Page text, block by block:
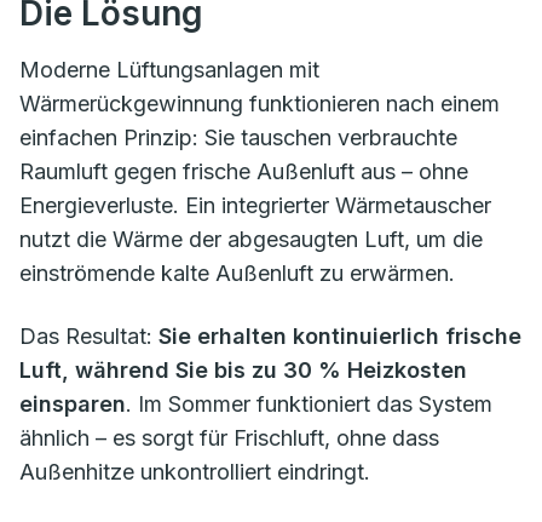
Die Lösung
Moderne Lüftungsanlagen mit
Wärmerückgewinnung funktionieren nach einem
einfachen Prinzip: Sie tauschen verbrauchte
Raumluft gegen frische Außenluft aus – ohne
Energieverluste. Ein integrierter Wärmetauscher
nutzt die Wärme der abgesaugten Luft, um die
einströmende kalte Außenluft zu erwärmen.
Das Resultat: Sie erhalten kontinuierlich frische
Luft, während Sie bis zu 30 % Heizkosten
einsparen. Im Sommer funktioniert das System
ähnlich – es sorgt für Frischluft, ohne dass
Außenhitze unkontrolliert eindringt.